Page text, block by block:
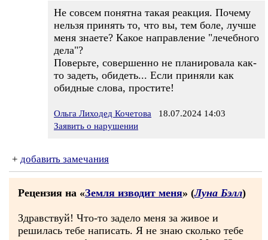
Не совсем понятна такая реакция. Почему
нельзя принять то, что вы, тем боле, лучше
меня знаете? Какое направление "лечебного
дела"?
Поверьте, совершенно не планировала как-
то задеть, обидеть... Если приняли как
обидные слова, простите!
Ольга Лиходед Кочетова 18.07.2024 14:03
Заявить о нарушении
+ добавить замечания
Рецензия на «Земля изводит меня» (Луна Бэлл)
Здравствуй! Что-то задело меня за живое и
решилась тебе написать. Я не знаю сколько тебе